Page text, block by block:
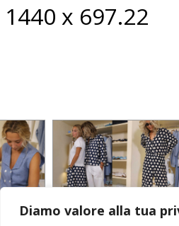
Diamo valore alla tua
1440 x 697.22